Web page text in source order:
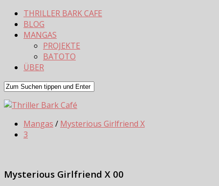
THRILLER BARK CAFE
BLOG
MANGAS
PROJEKTE
BATOTO
ÜBER
Mangas / Mysterious Girlfriend X
3
Mysterious Girlfriend X 00